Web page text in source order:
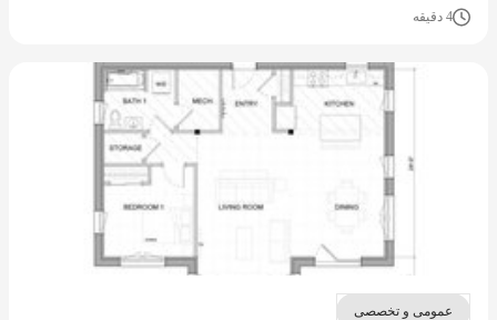
4 دقیقه
عمومی و تخصصی